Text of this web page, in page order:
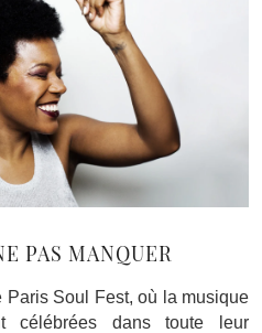
PAS MANQUER
Soul Fest, où la musique
célébrées dans toute leur